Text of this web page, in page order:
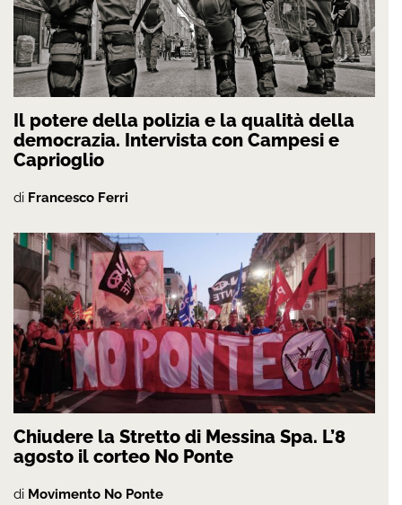
Il potere della polizia e la qualità della
democrazia. Intervista con Campesi e
Caprioglio
di Francesco Ferri
Chiudere la Stretto di Messina Spa. L’8
agosto il corteo No Ponte
di Movimento No Ponte